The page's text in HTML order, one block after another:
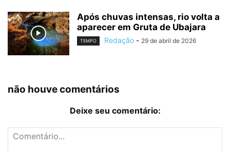
Após chuvas intensas, rio volta a
aparecer em Gruta de Ubajara
TEMPO Redação - 29 de abril de 2026
não houve comentários
Deixe seu comentário: